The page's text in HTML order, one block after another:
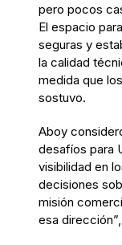
pero pocos
El espacio
seguras y
la calidad
medida que
sostuvo.
Aboy
desafíos para
visibilidad en
decisiones
misión
esa